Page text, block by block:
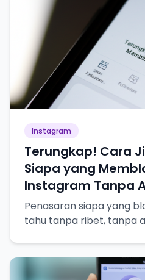
Instagram
Terungkap! Cara
Siapa yang
Instagram Tanpa
Penasaran siapa yang
tahu tanpa ribet, tanpa